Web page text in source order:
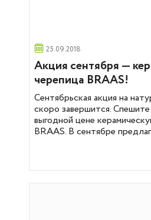
25.09.2018
Акция сентября —
черепица BRAAS!
Сентябрьская акция на
скоро завершится.
выгодной цене
BRAAS. В сентябре